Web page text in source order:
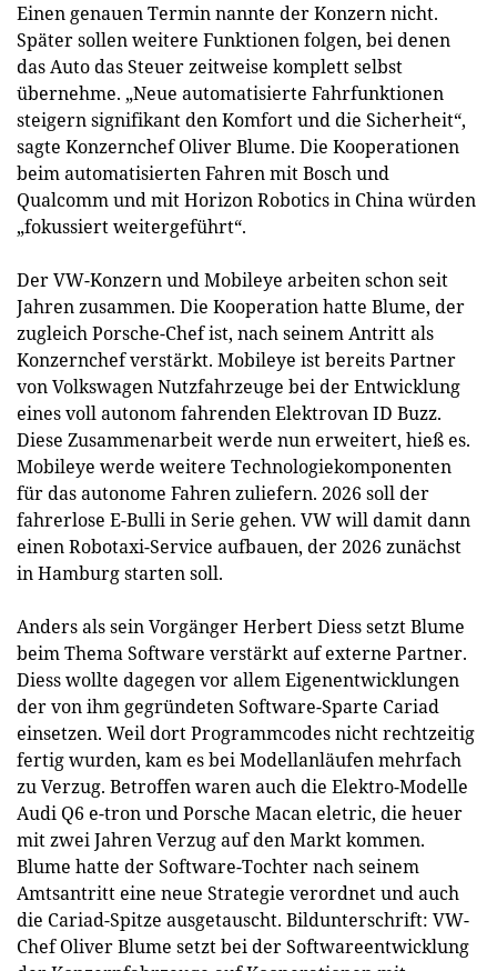
Einen genauen Termin nannte der Konzern nicht.
Später sollen weitere Funktionen folgen, bei denen
das Auto das Steuer zeitweise komplett selbst
übernehme. „Neue automatisierte Fahrfunktionen
steigern signifikant den Komfort und die Sicherheit“,
sagte Konzernchef Oliver Blume. Die Kooperationen
beim automatisierten Fahren mit Bosch und
Qualcomm und mit Horizon Robotics in China würden
„fokussiert weitergeführt“.
Der VW-Konzern und Mobileye arbeiten schon seit
Jahren zusammen. Die Kooperation hatte Blume, der
zugleich Porsche-Chef ist, nach seinem Antritt als
Konzernchef verstärkt. Mobileye ist bereits Partner
von Volkswagen Nutzfahrzeuge bei der Entwicklung
eines voll autonom fahrenden Elektrovan ID Buzz.
Diese Zusammenarbeit werde nun erweitert, hieß es.
Mobileye werde weitere Technologiekomponenten
für das autonome Fahren zuliefern. 2026 soll der
fahrerlose E-Bulli in Serie gehen. VW will damit dann
einen Robotaxi-Service aufbauen, der 2026 zunächst
in Hamburg starten soll.
Anders als sein Vorgänger Herbert Diess setzt Blume
beim Thema Software verstärkt auf externe Partner.
Diess wollte dagegen vor allem Eigenentwicklungen
der von ihm gegründeten Software-Sparte Cariad
einsetzen. Weil dort Programmcodes nicht rechtzeitig
fertig wurden, kam es bei Modellanläufen mehrfach
zu Verzug. Betroffen waren auch die Elektro-Modelle
Audi Q6 e-tron und Porsche Macan eletric, die heuer
mit zwei Jahren Verzug auf den Markt kommen.
Blume hatte der Software-Tochter nach seinem
Amtsantritt eine neue Strategie verordnet und auch
die Cariad-Spitze ausgetauscht. Bildunterschrift: VW-
Chef Oliver Blume setzt bei der Softwareentwicklung